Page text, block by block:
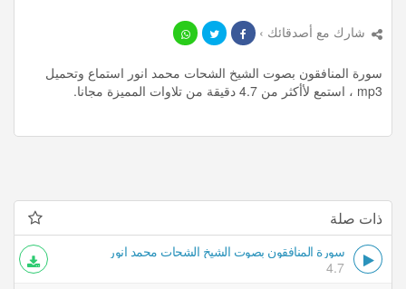
شارك مع أصدقائك ›
سورة المنافقون بصوت الشيخ الشحات محمد انور استماع وتحميل
mp3 ، استمع لأأكثر من 4.7 دقيقة من تلاوات المميزة مجانا.
ذات صلة
سورة المنافقون بصوت الشيخ الشحات محمد انور
4.7